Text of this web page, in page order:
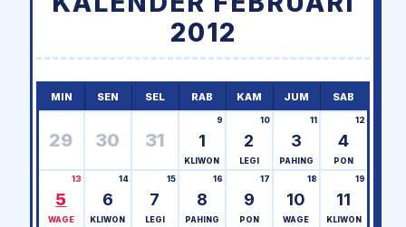
2012
MIN SEN SEL RAB KAM JUM SAB
29 30 31 1
9
KLIWON
2
10
LEGI
3
11
PAHING
4
12
PON
5
13
WAGE
6
14
KLIWON
7
15
LEGI
8
16
PAHING
9
17
PON
10
18
WAGE
11
19
KLIWON